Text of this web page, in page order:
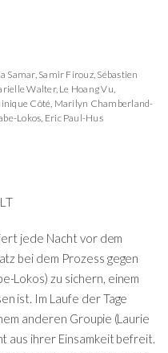
Samar, Samir Firouz, Sébastien
Walter, Le Hoang Vu,
Côté, Marilyn Chamberland-
Lokos, Eric Paul-Hus
jede Nacht vor dem
bei dem Prozess gegen
Lokos) zu sichern, einem
ist. Im Laufe der Tage
anderen Groupie (Laurie
aus ihrer Einsamkeit befreit.